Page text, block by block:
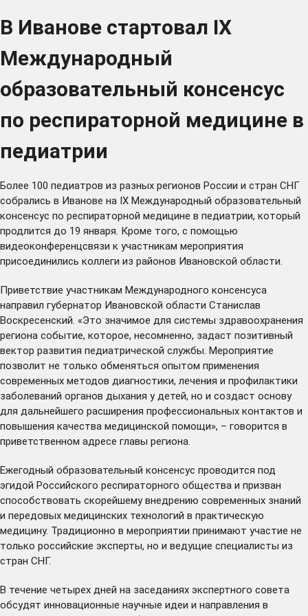
В Иванове стартовал IХ
Международный
образовательный консенсус
по респираторной медицине в
педиатрии
Более 100 педиатров из разных регионов России и стран СНГ
собрались в Иванове на IХ Международный образовательный
консенсус по респираторной медицине в педиатрии, который
продлится до 19 января. Кроме того, с помощью
видеоконференцсвязи к участникам мероприятия
присоединились коллеги из районов Ивановской области.
Приветствие участникам Международного консенсуса
направил губернатор Ивановской области Станислав
Воскресенский. «Это значимое для системы здравоохранения
региона событие, которое, несомненно, задаст позитивный
вектор развития педиатрической службы. Мероприятие
позволит не только обменяться опытом применения
современных методов диагностики, лечения и профилактики
заболеваний органов дыхания у детей, но и создаст основу
для дальнейшего расширения профессиональных контактов и
повышения качества медицинской помощи», – говорится в
приветственном адресе главы региона.
Ежегодный образовательный консенсус проводится под
эгидой Российского респираторного общества и призван
способствовать скорейшему внедрению современных знаний
и передовых медицинских технологий в практическую
медицину. Традиционно в мероприятии принимают участие не
только российские эксперты, но и ведущие специалисты из
стран СНГ.
В течение четырех дней на заседаниях экспертного совета
обсудят инновационные научные идеи и направления в